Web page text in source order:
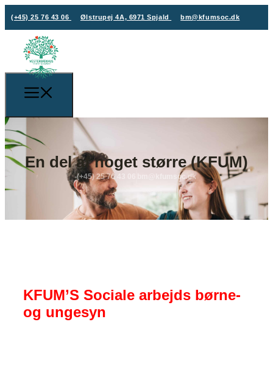
(+45) 25 76 43 06 Ølstrupej 4A, 6971 Spjald bm@kfumsoc.dk
En del af noget større (KFUM)
(+45) 25 76 43 06 bm@kfumsoc.dk
KFUM’S Sociale arbejds børne-
og ungesyn